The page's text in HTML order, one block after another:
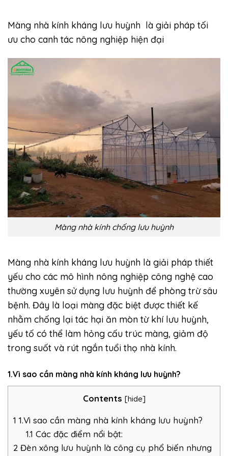
Màng nhà kính kháng lưu huỳnh là giải pháp tối
ưu cho canh tác nông nghiệp hiện đại
Màng nhà kính chống lưu huỳnh
Màng nhà kính kháng lưu huỳnh là giải pháp thiết
yếu cho các mô hình nông nghiệp công nghệ cao
thường xuyên sử dụng lưu huỳnh để phòng trừ sâu
bệnh. Đây là loại màng đặc biệt được thiết kế
nhằm chống lại tác hại ăn mòn từ khí lưu huỳnh,
yếu tố có thể làm hỏng cấu trúc màng, giảm độ
trong suốt và rút ngắn tuổi thọ nhà kính.
1.Vì sao cần màng nhà kính kháng lưu huỳnh?
Contents [hide]
1 1.Vì sao cần màng nhà kính kháng lưu huỳnh?
1.1 Các đặc điểm nổi bật:
2 Đèn xông lưu huỳnh là công cụ phổ biến nhưng